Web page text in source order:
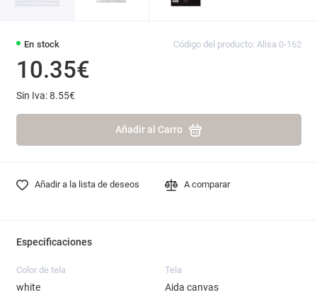
En stock Código del producto: Alisa 0-162
10.35€
Sin Iva: 8.55€
Añadir al Carro
Añadir a la lista de deseos A comparar
Especificaciones
Color de tela
white
Tela
Aida canvas